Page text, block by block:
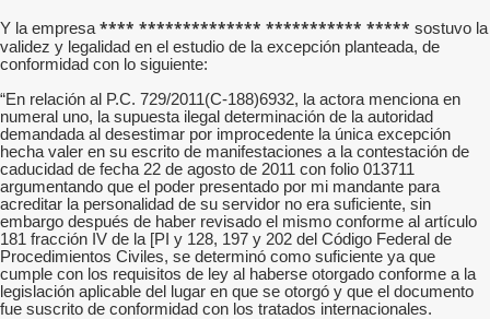
Y la empresa **** ************** *********** ***** sostuvo la
validez y legalidad en el estudio de la excepción planteada, de
conformidad con lo siguiente:
“En relación al P.C. 729/2011(C-188)6932, la actora menciona en
numeral uno, la supuesta ilegal determinación de la autoridad
demandada al desestimar por improcedente la única excepción
hecha valer en su escrito de manifestaciones a la contestación de
caducidad de fecha 22 de agosto de 2011 con folio 013711
argumentando que el poder presentado por mi mandante para
acreditar la personalidad de su servidor no era suficiente, sin
embargo después de haber revisado el mismo conforme al artículo
181 fracción IV de la [PI y 128, 197 y 202 del Código Federal de
Procedimientos Civiles, se determinó como suficiente ya que
cumple con los requisitos de ley al haberse otorgado conforme a la
legislación aplicable del lugar en que se otorgó y que el documento
fue suscrito de conformidad con los tratados internacionales.